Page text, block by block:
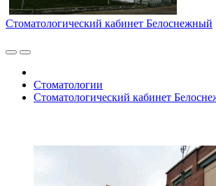
Стоматологический кабинет Белоснежный
Стоматологии
Стоматологический кабинет